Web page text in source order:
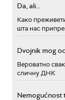
Da, ali...
Како
шта нас
Dvojnik mog
Вероватно
сличну ДНК
Nemogućnost